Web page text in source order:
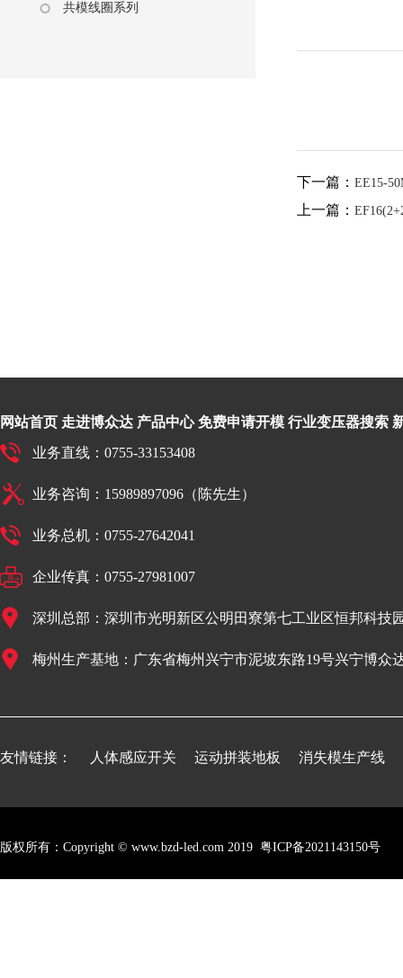
共模线圈系列
下一篇： EE15-
上一篇：
网站首页 走进博众达 产品中心 免费申请开模 行业变压器搜索
业务直线：0755-33153408
业务咨询：15989897096（陈先生）
业务总机：0755-27642041
企业传真：0755-27981007
深圳总部：深圳市光明新区公明田寮第七工业区恒邦科技
梅州生产基地：广东省梅州兴宁市泥坡东路19号兴宁博众
友情链接： 人体感应开关 运动拼装地板 消失模生产线
版权所有：Copyright © www.bzd-led.com 2019 粤ICP备2021143150号